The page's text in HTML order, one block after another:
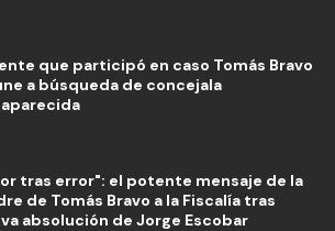
que participó en caso Tomás Bravo
a búsqueda de concejala
tras error": el potente mensaje de la
de Tomás Bravo a la Fiscalía tras
absolución de Jorge Escobar